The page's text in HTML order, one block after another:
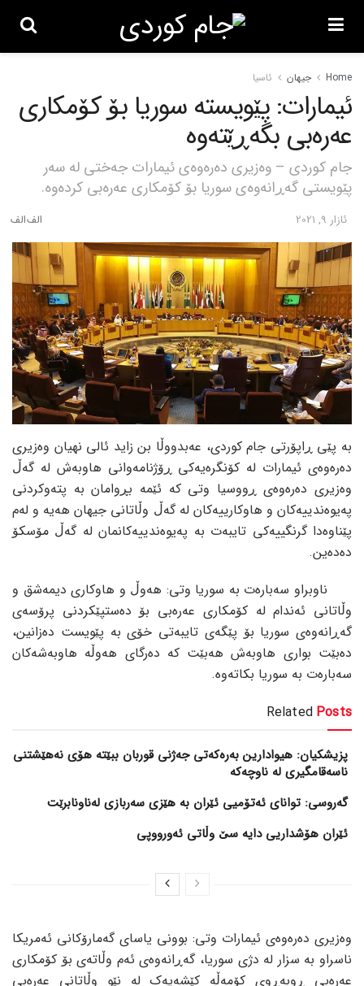
Home جیهان ئاسیا
ئیمارات: پێویستە سوریا بۆ کۆمکاری
عەرەبی بگەڕێتەوە
جام کوردی – وەزیری دەرەوەی ئیمارات جەختی لە سەر
پێویستی گەڕانەوەی سوریا بۆ کۆمکاری عەرەبی کردەوە.
ئازار 9, 2021
بە پێی ڕاپۆرتی جام کوردی، عەبدووڵا بن زاید ئالی نهیان وەزیری
دەرەوەی ئیمارات لە کۆنگرەیەکی ڕۆژنامەوانی هاوبەش لە گەڵ
وەزیری دەرەوەی ڕووسیا وتی کە ئێمە بڕوامان بە پتەوکردنی
پەیوەندییەکان و هاوکارییەکان لە گەڵ وڵاتانی جیهان هەیە و لەم
پێناوەدا گرنگییەکی تایبەت بە پەیوەندییەکانمان لە گەڵ مۆسکۆ
دەدەین.
ناوبراو سەبارەت بە سوریا وتی: هەوڵ و هاوکاری دیمەشق و
وڵاتانی ئەندام لە کۆمکاری عەرەبی بۆ دەستپێکردنی پرۆسەی
گەڕانەوەی سوریا بۆ پێگەی تایبەتی خۆی بە پێویست دەزانین،
دەبێت بواری هاوبەش هەبێت کە دەرگای هەوڵە هاوبەشەکان
سەبارەت بە سوریا بکاتەوە.
Related Posts
پزیشکیان: هیوادارین بەرەکەتی جەژنی قوربان ببێتە هۆی نەهێشتنی
ناسەقامگیری لە ناوچەکە
گەروسی: توانای ئەتۆمیی ئێران بە هێزی سەربازی لەناونابرێت
ئێران هۆشداریی دایە سێ وڵاتی ئەورووپی
وەزیری دەرەوەی ئیمارات وتی: بوونی یاسای گەمارۆکانی ئەمریکا
ناسراو بە سزار لە دژی سوریا، گەڕانەوەی ئەم وڵاتەی بۆ کۆمکاری
عەرەبی ڕوبەڕوی کۆمەڵە کێشەیەک لە نێو وڵاتانی عەرەبی